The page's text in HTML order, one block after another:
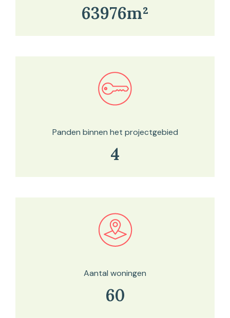
63976m²
Bekijk in onze kaartviewer
Panden binnen het projectgebied
4
Bekijk in onze kaartviewer
Aantal woningen
60